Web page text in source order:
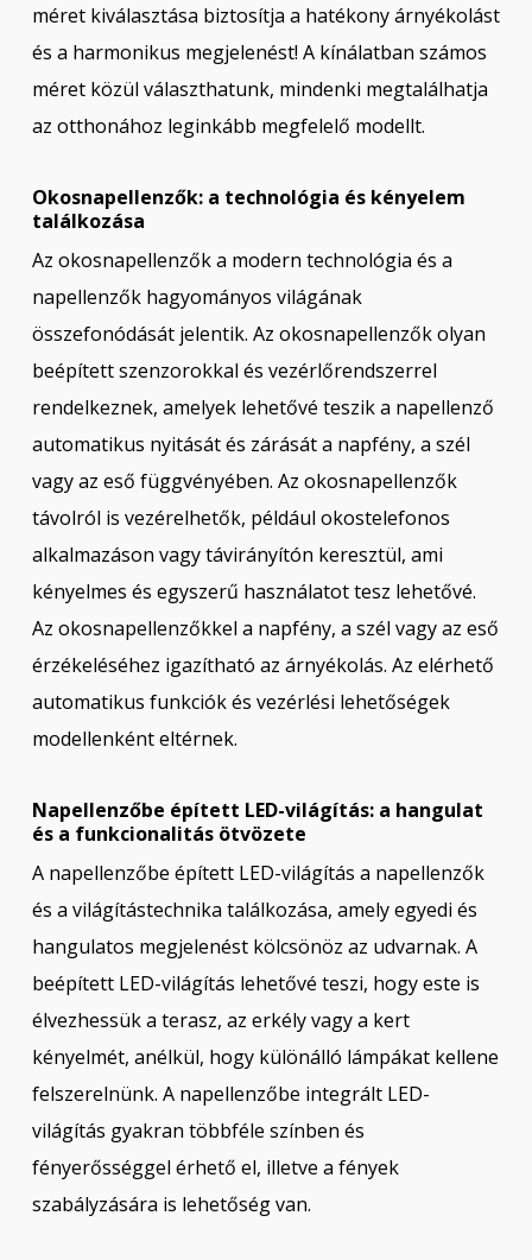
méret kiválasztása biztosítja a hatékony árnyékolást
és a harmonikus megjelenést! A kínálatban számos
méret közül választhatunk, mindenki megtalálhatja
az otthonához leginkább megfelelő modellt.
Okosnapellenzők: a technológia és kényelem
találkozása
Az okosnapellenzők a modern technológia és a
napellenzők hagyományos világának
összefonódását jelentik. Az okosnapellenzők olyan
beépített szenzorokkal és vezérlőrendszerrel
rendelkeznek, amelyek lehetővé teszik a napellenző
automatikus nyitását és zárását a napfény, a szél
vagy az eső függvényében. Az okosnapellenzők
távolról is vezérelhetők, például okostelefonos
alkalmazáson vagy távirányítón keresztül, ami
kényelmes és egyszerű használatot tesz lehetővé.
Az okosnapellenzőkkel a napfény, a szél vagy az eső
érzékeléséhez igazítható az árnyékolás. Az elérhető
automatikus funkciók és vezérlési lehetőségek
modellenként eltérnek.
Napellenzőbe épített LED-világítás: a hangulat
és a funkcionalitás ötvözete
A napellenzőbe épített LED-világítás a napellenzők
és a világítástechnika találkozása, amely egyedi és
hangulatos megjelenést kölcsönöz az udvarnak. A
beépített LED-világítás lehetővé teszi, hogy este is
élvezhessük a terasz, az erkély vagy a kert
kényelmét, anélkül, hogy különálló lámpákat kellene
felszerelnünk. A napellenzőbe integrált LED-
világítás gyakran többféle színben és
fényerősséggel érhető el, illetve a fények
szabályzására is lehetőség van.